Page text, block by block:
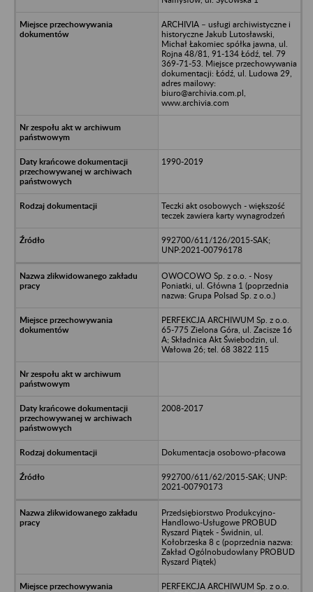
ARCHIVIA – usługi archiwistyczne i
historyczne Jakub Lutosławski,
Michał Łakomiec spółka jawna, ul.
Rojna 48/81, 91-134 Łódź, tel. 79
369-71-53. Miejsce przechowywania
dokumentacji: Łódź, ul. Ludowa 29,
adres mailowy:
biuro@archivia.com.pl,
www.archivia.com
1990-2019
Teczki akt osobowych - większość
teczek zawiera karty wynagrodzeń
992700/611/126/2015-SAK;
UNP:2021-00796178
OWOCOWO Sp. z o.o. - Nosy
Poniatki, ul. Główna 1 (poprzednia
nazwa: Grupa Polsad Sp. z o.o.)
PERFEKCJA ARCHIWUM Sp. z o.o.
65-775 Zielona Góra, ul. Zacisze 16
A; Składnica Akt Świebodzin, ul.
Wałowa 26; tel. 68 3822 115
2008-2017
Dokumentacja osobowo-płacowa
992700/611/62/2015-SAK; UNP:
2021-00790173
Przedsiębiorstwo Produkcyjno-
Handlowo-Usługowe PROBUD
Ryszard Piątek - Świdnin, ul.
Kołobrzeska 8 c (poprzednia nazwa:
Zakład Ogólnobudowlany PROBUD
Ryszard Piątek)
PERFEKCJA ARCHIWUM Sp. z o.o.